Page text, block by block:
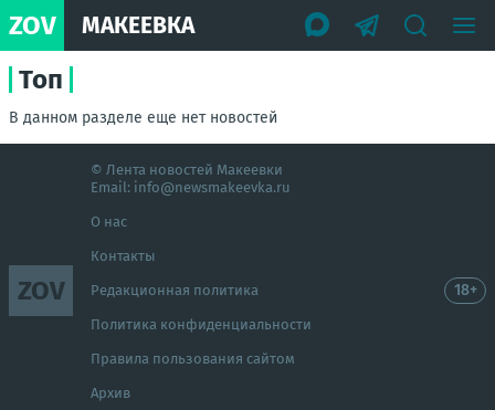
ZOV МАКЕЕВКА
Топ
В данном разделе еще нет новостей
ZOV
© Лента новостей Макеевки
Email: info@newsmakeevka.ru
О нас
Контакты
Редакционная политика
Политика конфиденциальности
Правила пользования сайтом
Архив
18+